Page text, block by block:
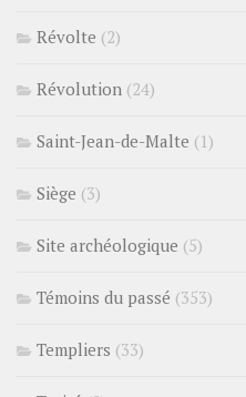
Révolte (2)
Révolution (24)
Saint-Jean-de-Malte (1)
Siège (3)
Site archéologique (5)
Témoins du passé (353)
Templiers (33)